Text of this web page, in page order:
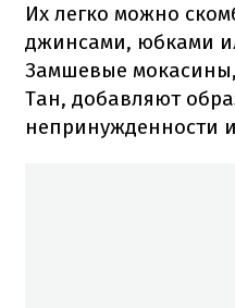
Их легко можно
джинсами, юбками
Замшевые
Тан, добавляют
непринужденности